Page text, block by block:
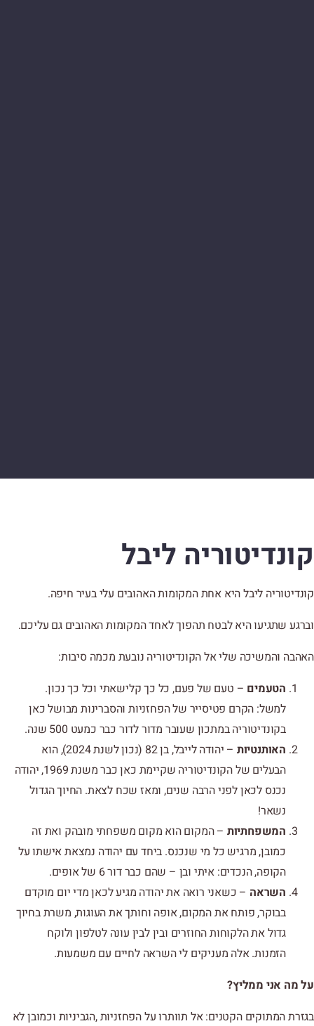
קונדיטוריה ליבל
קונדיטוריה ליבל היא אחת המקומות האהובים עלי בעיר חיפה.
וברגע שתגיעו היא לבטח תהפוך לאחד המקומות האהובים גם עליכם.
האהבה והמשיכה שלי אל הקונדיטוריה נובעת מכמה סיבות:
הטעמים – טעם של פעם, כל כך קלישאתי וכל כך נכון.
למשל: הקרם פטיסייר של הפחזניות והסברינות מבושל כאן
בקונדיטוריה במתכון שעובר מדור לדור כבר כמעט 500 שנה.
האותנטיות
– יהודה לייבל, בן 82 (נכון לשנת 2024), הוא
הבעלים של הקונדיטוריה שקיימת כאן כבר משנת 1969, יהודה
נכנס לכאן לפני הרבה שנים, ומאז שכח לצאת. החיוך הגדול
נשאר!
המשפחתיות – המקום הוא מקום משפחתי מובהק ואת זה
כמובן, מרגיש כל מי שנכנס. ביחד עם יהודה נמצאת אישתו על
הקופה, הנכדים: איתי ובן – שהם כבר דור 6 של אופים.
השראה – כשאני רואה את יהודה מגיע לכאן מדי יום מוקדם
בבוקר, פותח את המקום, אופה וחותך את העוגות, משרת בחיוך
גדול את הלקוחות החוזרים ובין לבין עונה לטלפון ולוקח
הזמנות. אלה מעניקים לי השראה לחיים עם משמעות.
על מה אני ממליץ?
בגזרת המתוקים הקטנים: אל תוותרו על הפחזניות ,הגביניות וכמובן לא